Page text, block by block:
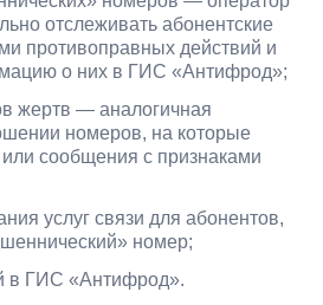
отслеживать абонентские
противоправных действий и
о них в ГИС «Антифрод»;
жертв — аналогичная
номеров, на которые
сообщения с признаками
услуг связи для абонентов,
номер;
в ГИС «Антифрод».